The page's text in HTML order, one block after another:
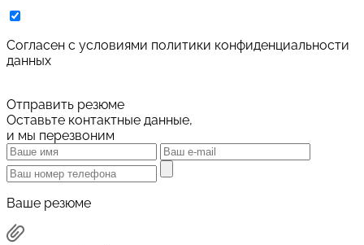
Cогласен с условиями политики конфиденциальности
данных
Отправить резюме
Оставьте контактные данные,
и мы перезвоним
Ваше резюме